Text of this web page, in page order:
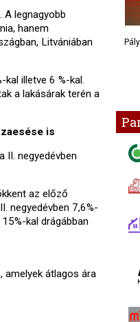
A legnagyobb
hanem
Litvániában
illetve 6 %-kal.
a lakásárak terén a
is
II. negyedévben
az előző
negyedévben 7,6%-
kal drágábban
amelyek átlagos ára